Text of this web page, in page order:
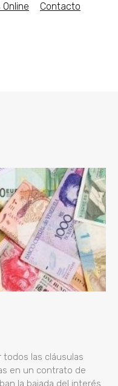
Contacto
las cláusulas
en un contrato de
la bajada del interés